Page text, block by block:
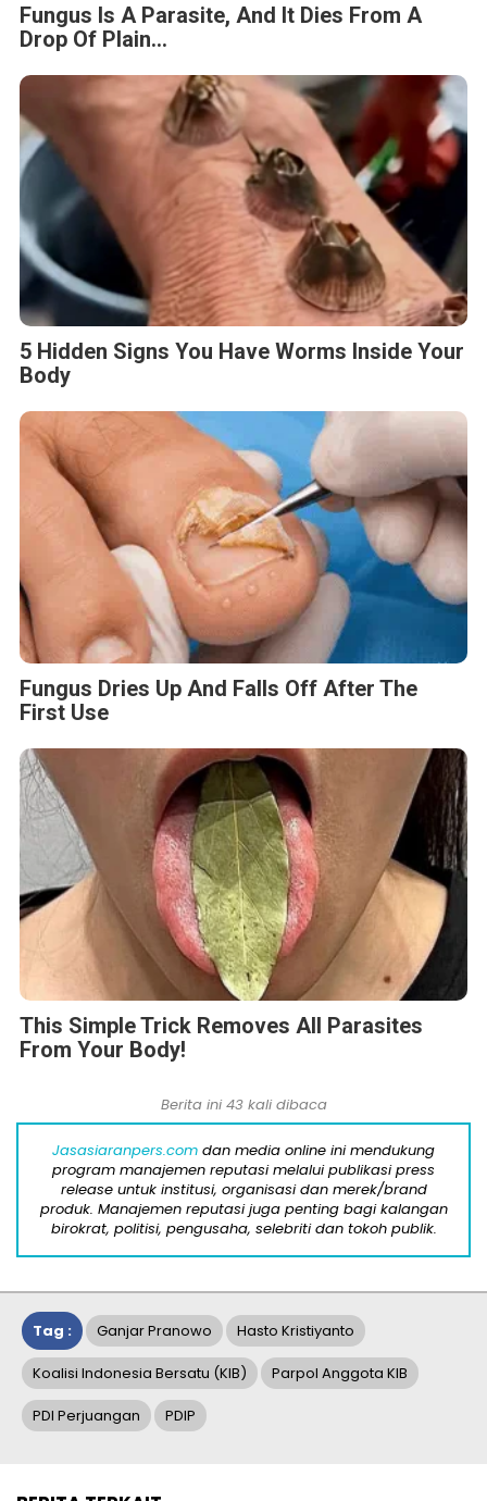
Fungus Is A Parasite, And It Dies From A
Drop Of Plain...
5 Hidden Signs You Have Worms Inside Your
Body
Fungus Dries Up And Falls Off After The
First Use
This Simple Trick Removes All Parasites
From Your Body!
Berita ini 43 kali dibaca
Jasasiaranpers.com dan media online ini mendukung
program manajemen reputasi melalui publikasi press
release untuk institusi, organisasi dan merek/brand
produk. Manajemen reputasi juga penting bagi kalangan
birokrat, politisi, pengusaha, selebriti dan tokoh publik.
Tag : Ganjar Pranowo Hasto Kristiyanto
Koalisi Indonesia Bersatu (KIB) Parpol Anggota KIB
PDI Perjuangan PDIP